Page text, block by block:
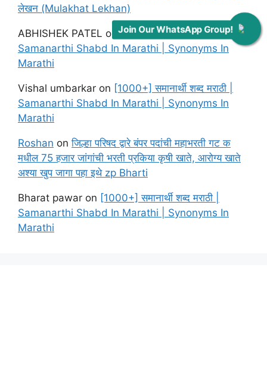
लेखन (Mulakhat Lekhan)
ABHISHEK PATEL on[1000+] समानार्थी शब्द मराठी |
Samanarthi Shabd In Marathi | Synonyms In
Marathi
Vishal umbarkar on [1000+] समानार्थी शब्द मराठी |
Samanarthi Shabd In Marathi | Synonyms In
Marathi
Roshan onजिल्हा परिषद द्वारे बंपर पदांची महाभरती गट क
मधील 75 हजार जांगांची भरती प्रकिया कृषी खाते, आरोग्य खाते
अश्या खुप जागा पहा इथे zp Bharti
Bharat pawar on [1000+] समानार्थी शब्द मराठी |
Samanarthi Shabd In Marathi | Synonyms In
Marathi
Join Our WhatsApp Group!